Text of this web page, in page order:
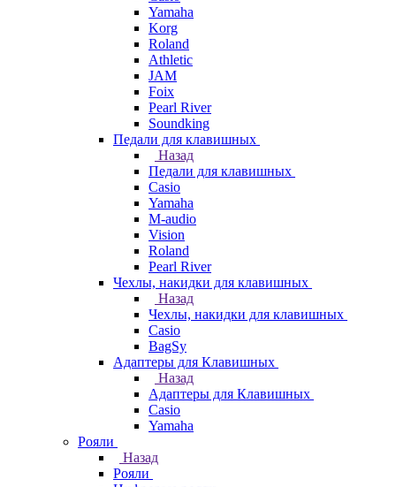
Yamaha
Korg
Roland
Athletic
JAM
Foix
Pearl River
Soundking
Педали для клавишных
Назад
Педали для клавишных
Casio
Yamaha
M-audio
Vision
Roland
Pearl River
Чехлы, накидки для клавишных
Назад
Чехлы, накидки для клавишных
Casio
BagSy
Адаптеры для Клавишных
Назад
Адаптеры для Клавишных
Casio
Yamaha
Рояли
Назад
Рояли